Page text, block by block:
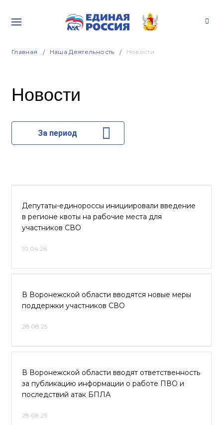
Главная Наша Деятельность Новости
Новости
За период
Депутаты-единороссы инициировали введение
в регионе квоты на рабочие места для
участников СВО
10.04.26
В Воронежской области вводятся новые меры
поддержки участников СВО
28.08.25
В Воронежской области вводят ответственность
за публикацию информации о работе ПВО и
последствий атак БПЛА
28.08.25